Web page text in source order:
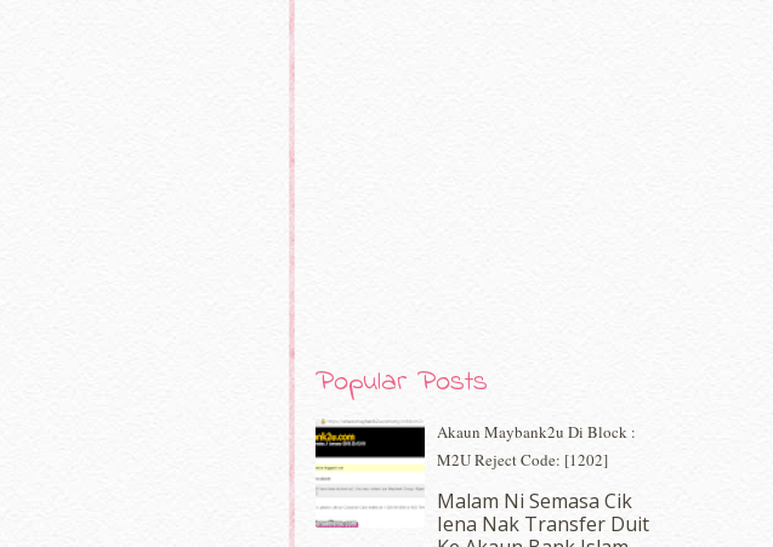
Popular Posts
Akaun Maybank2u Di Block :
M2U Reject Code: [1202]
Malam Ni Semasa Cik
Iena Nak Transfer Duit